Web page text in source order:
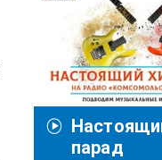
парад